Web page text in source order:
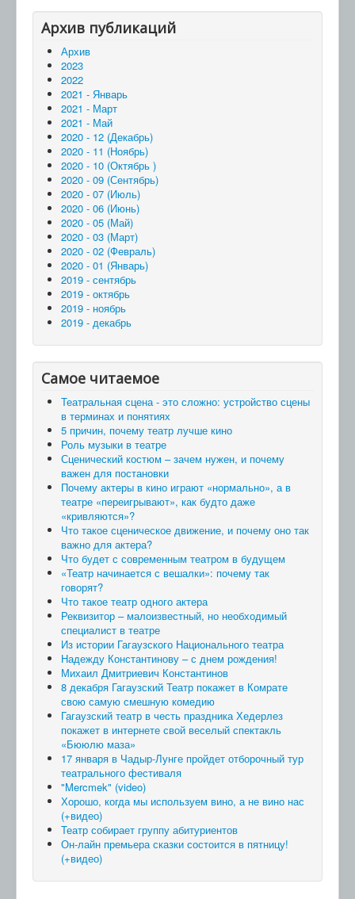
Архив публикаций
Архив
2023
2022
2021 - Январь
2021 - Март
2021 - Май
2020 - 12 (Декабрь)
2020 - 11 (Ноябрь)
2020 - 10 (Октябрь )
2020 - 09 (Сентябрь)
2020 - 07 (Июль)
2020 - 06 (Июнь)
2020 - 05 (Май)
2020 - 03 (Март)
2020 - 02 (Февраль)
2020 - 01 (Январь)
2019 - сентябрь
2019 - октябрь
2019 - ноябрь
2019 - декабрь
Самое читаемое
Театральная сцена - это сложно: устройство сцены
в терминах и понятиях
5 причин, почему театр лучше кино
Роль музыки в театре
Сценический костюм – зачем нужен, и почему
важен для постановки
Почему актеры в кино играют «нормально», а в
театре «переигрывают», как будто даже
«кривляются»?
Что такое сценическое движение, и почему оно так
важно для актера?
Что будет с современным театром в будущем
«Театр начинается с вешалки»: почему так
говорят?
Что такое театр одного актера
Реквизитор – малоизвестный, но необходимый
специалист в театре
Из истории Гагаузского Национального театра
Надежду Константинову – с днем рождения!
Михаил Дмитриевич Константинов
8 декабря Гагаузский Театр покажет в Комрате
свою самую смешную комедию
Гагаузский театр в честь праздника Хедерлез
покажет в интернете свой веселый спектакль
«Бююлю маза»
17 января в Чадыр-Лунге пройдет отборочный тур
театрального фестиваля
"Mercmek" (video)
Хорошо, когда мы используем вино, а не вино нас
(+видео)
Театр собирает группу абитуриентов
Он-лайн премьера сказки состоится в пятницу!
(+видео)